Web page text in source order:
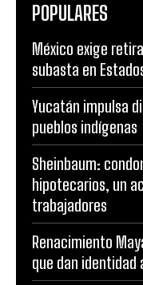
POPULARES
México exige
subasta en
Yucatán impulsa
pueblos indígenas
Sheinbaum:
hipotecarios, un
trabajadores
Renacimiento
que dan identidad